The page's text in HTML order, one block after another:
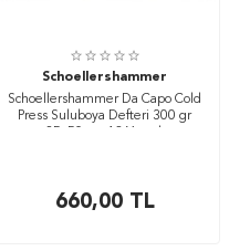
Schoellershammer
Schoellershammer Da Capo Cold
Press Suluboya Defteri 300 gr
660,00TL